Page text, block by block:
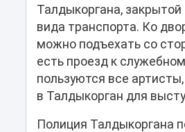
Талдыкоргана,
вида транспорта. Ко
можно подъехать со
есть проезд к
пользуются все
в Талдыкорган для
Полиция Талдыкоргана